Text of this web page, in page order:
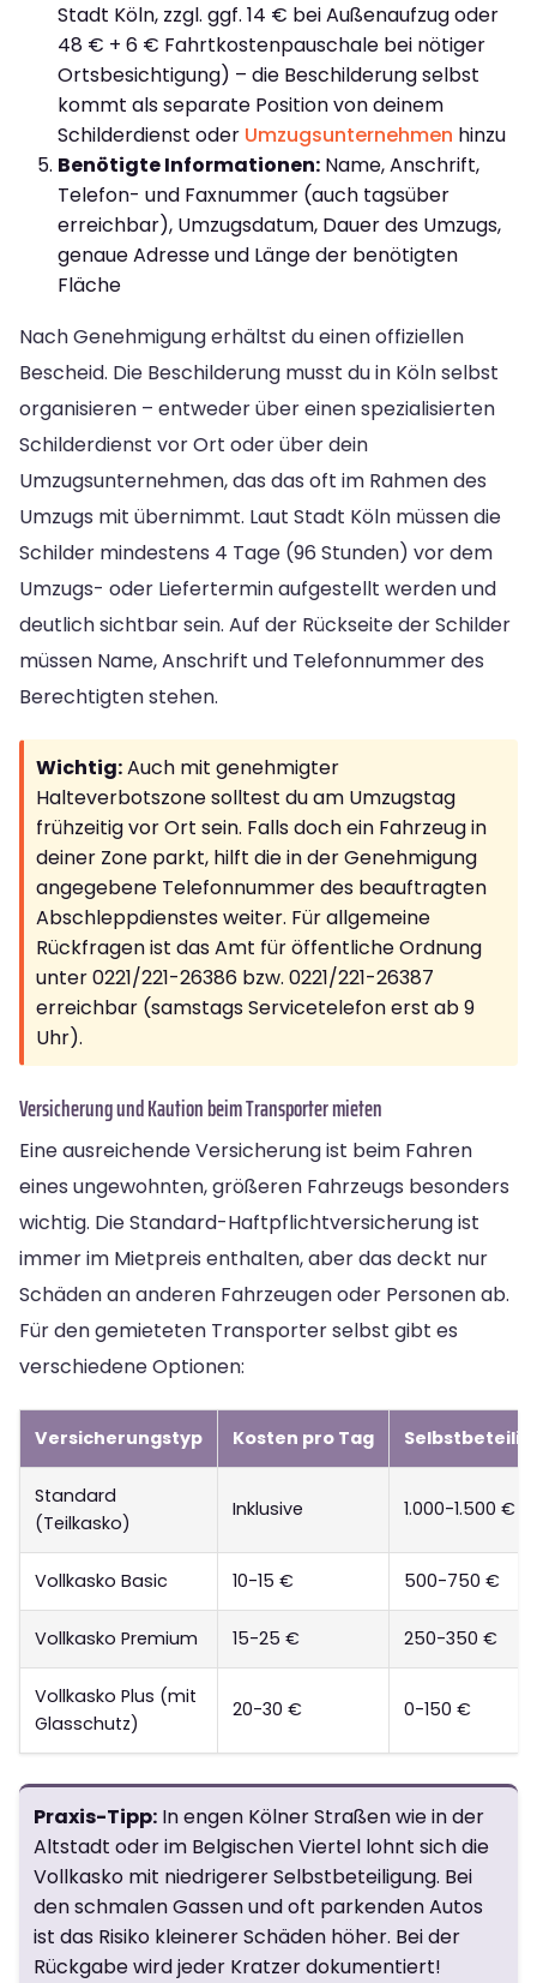
Stadt Köln, zzgl. ggf. 14 € bei Außenaufzug oder
48 € + 6 € Fahrtkostenpauschale bei nötiger
Ortsbesichtigung) – die Beschilderung selbst
kommt als separate Position von deinem
Schilderdienst oder Umzugsunternehmen hinzu
Benötigte Informationen: Name, Anschrift,
Telefon- und Faxnummer (auch tagsüber
erreichbar), Umzugsdatum, Dauer des Umzugs,
genaue Adresse und Länge der benötigten
Fläche
Nach Genehmigung erhältst du einen offiziellen
Bescheid. Die Beschilderung musst du in Köln selbst
organisieren – entweder über einen spezialisierten
Schilderdienst vor Ort oder über dein
Umzugsunternehmen, das das oft im Rahmen des
Umzugs mit übernimmt. Laut Stadt Köln müssen die
Schilder mindestens 4 Tage (96 Stunden) vor dem
Umzugs- oder Liefertermin aufgestellt werden und
deutlich sichtbar sein. Auf der Rückseite der Schilder
müssen Name, Anschrift und Telefonnummer des
Berechtigten stehen.
Wichtig:Auch mit genehmigter
Halteverbotszone solltest du am Umzugstag
frühzeitig vor Ort sein. Falls doch ein Fahrzeug in
deiner Zone parkt, hilft die in der Genehmigung
angegebene Telefonnummer des beauftragten
Abschleppdienstes weiter. Für allgemeine
Rückfragen ist das Amt für öffentliche Ordnung
unter 0221/221-26386 bzw. 0221/221-26387
erreichbar (samstags Servicetelefon erst ab 9
Uhr).
Versicherung und Kaution beim Transporter mieten
Eine ausreichende Versicherung ist beim Fahren
eines ungewohnten, größeren Fahrzeugs besonders
wichtig. Die Standard-Haftpflichtversicherung ist
immer im Mietpreis enthalten, aber das deckt nur
Schäden an anderen Fahrzeugen oder Personen ab.
Für den gemieteten Transporter selbst gibt es
verschiedene Optionen:
Versicherungstyp Kosten pro Tag
Standard
(Teilkasko)
Inklusive 1.000-1.500 €
Vollkasko Basic 10-15 € 500-750 €
Vollkasko Premium 15-25 € 250-350 €
Vollkasko Plus (mit
Glasschutz)
20-30 € 0-150 €
Praxis-Tipp: In engen Kölner Straßen wie in der
Altstadt oder im Belgischen Viertel lohnt sich die
Vollkasko mit niedrigerer Selbstbeteiligung. Bei
den schmalen Gassen und oft parkenden Autos
ist das Risiko kleinerer Schäden höher. Bei der
Rückgabe wird jeder Kratzer dokumentiert!